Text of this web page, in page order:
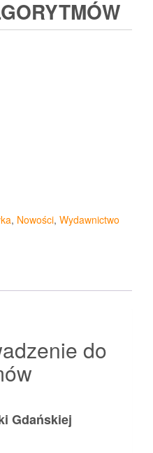
, Nowości, Wydawnictwo
do
Gdańskiej